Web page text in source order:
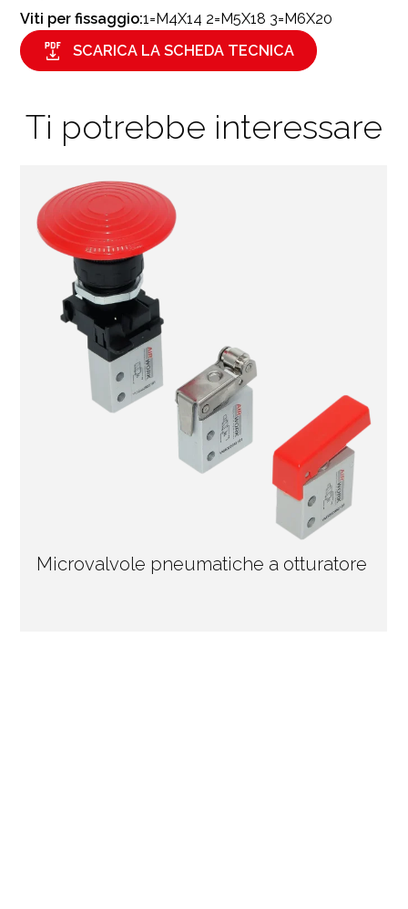
Viti per fissaggio:1=M4X14 2=M5X18 3=M6X20
SCARICA LA SCHEDA TECNICA
Ti potrebbe interessare
Microvalvole pneumatiche a otturatore